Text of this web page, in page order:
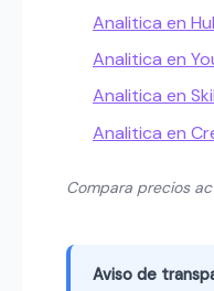
Analitica en
Analitica en
Analitica en
Analitica en
Compara precios
Aviso de